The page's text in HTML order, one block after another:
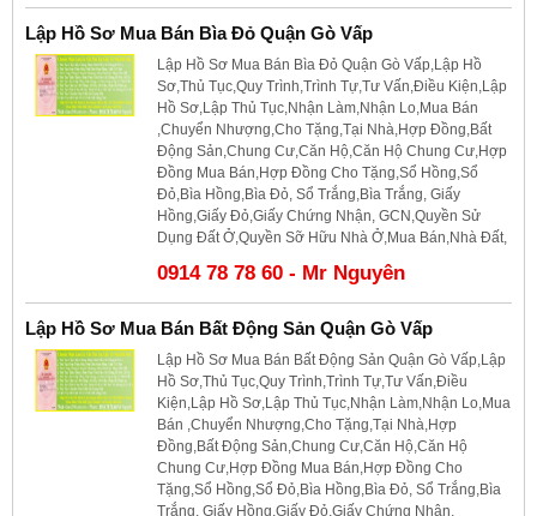
Lập Hồ Sơ Mua Bán Bìa Đỏ Quận Gò Vấp
Lập Hồ Sơ Mua Bán Bìa Đỏ Quận Gò Vấp,Lập Hồ
Sơ,Thủ Tục,Quy Trình,Trình Tự,Tư Vấn,Điều Kiện,Lập
Hồ Sơ,Lập Thủ Tục,Nhận Làm,Nhận Lo,Mua Bán
,Chuyển Nhượng,Cho Tặng,Tại Nhà,Hợp Đồng,Bất
Động Sản,Chung Cư,Căn Hộ,Căn Hộ Chung Cư,Hợp
Đồng Mua Bán,Hợp Đồng Cho Tặng,Sổ Hồng,Sổ
Đỏ,Bìa Hồng,Bìa Đỏ, Sổ Trắng,Bìa Trắng, Giấy
Hồng,Giấy Đỏ,Giấy Chứng Nhận, GCN,Quyền Sử
Dụng Đất Ở,Quyền Sỡ Hữu Nhà Ở,Mua Bán,Nhà Đất,
0914 78 78 60 - Mr Nguyên
Lập Hồ Sơ Mua Bán Bất Động Sản Quận Gò Vấp
Lập Hồ Sơ Mua Bán Bất Động Sản Quận Gò Vấp,Lập
Hồ Sơ,Thủ Tục,Quy Trình,Trình Tự,Tư Vấn,Điều
Kiện,Lập Hồ Sơ,Lập Thủ Tục,Nhận Làm,Nhận Lo,Mua
Bán ,Chuyển Nhượng,Cho Tặng,Tại Nhà,Hợp
Đồng,Bất Động Sản,Chung Cư,Căn Hộ,Căn Hộ
Chung Cư,Hợp Đồng Mua Bán,Hợp Đồng Cho
Tặng,Sổ Hồng,Sổ Đỏ,Bìa Hồng,Bìa Đỏ, Sổ Trắng,Bìa
Trắng, Giấy Hồng,Giấy Đỏ,Giấy Chứng Nhận,